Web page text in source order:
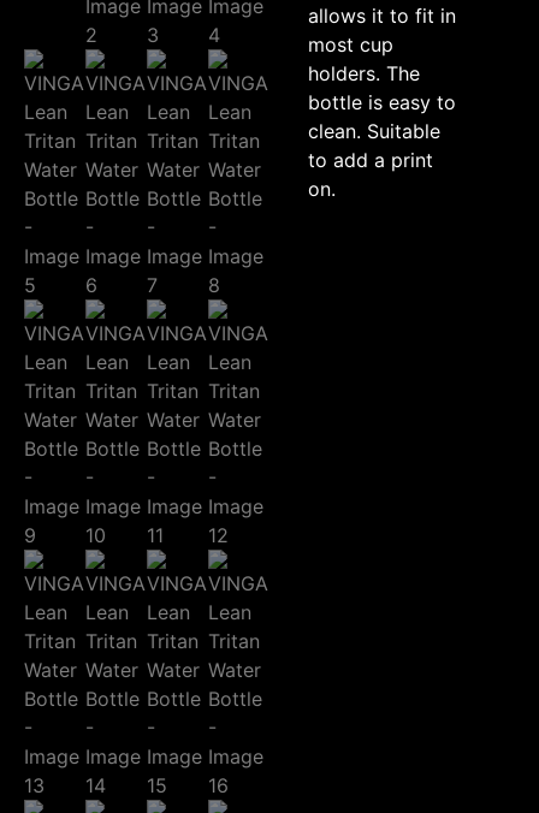
allows it to fit in
most cup
holders. The
bottle is easy to
clean. Suitable
to add a print
on.